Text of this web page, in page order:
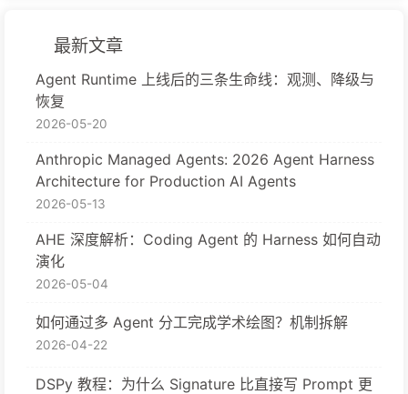
最新文章
Agent Runtime 上线后的三条生命线：观测、降级与
恢复
2026-05-20
Anthropic Managed Agents: 2026 Agent Harness
Architecture for Production AI Agents
2026-05-13
AHE 深度解析：Coding Agent 的 Harness 如何自动
演化
2026-05-04
如何通过多 Agent 分工完成学术绘图？机制拆解
2026-04-22
DSPy 教程：为什么 Signature 比直接写 Prompt 更